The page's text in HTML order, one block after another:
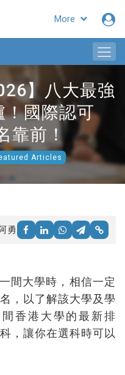
More
】八大最強
！國際認可
靠前！
Articles
勇
間大學時，相信一定
，以了解該大學及學
香港大學的最新排
，讓你在選科時可以